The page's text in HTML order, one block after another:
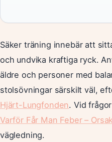
Säker träning innebär att
och undvika kraftiga ryck.
äldre och personer med
stolsövningar särskilt väl,
Hjärt-Lungfonden. Vid
Varför Får Man Feber –
vägledning.